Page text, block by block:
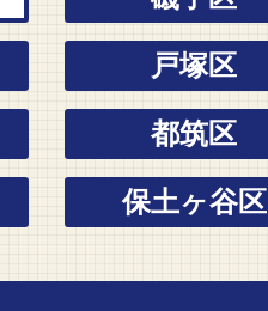
戸塚区
都筑区
保土ヶ谷区